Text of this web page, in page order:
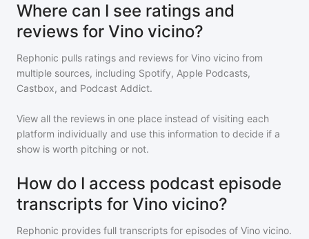
Where can I see ratings and
reviews for Vino vicino?
Rephonic pulls ratings and reviews for Vino vicino from
multiple sources, including Spotify, Apple Podcasts,
Castbox, and Podcast Addict.
View all the reviews in one place instead of visiting each
platform individually and use this information to decide if a
show is worth pitching or not.
How do I access podcast episode
transcripts for Vino vicino?
Rephonic provides full transcripts for episodes of Vino vicino.